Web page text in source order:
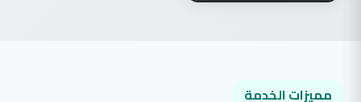
مميزات الخدمة